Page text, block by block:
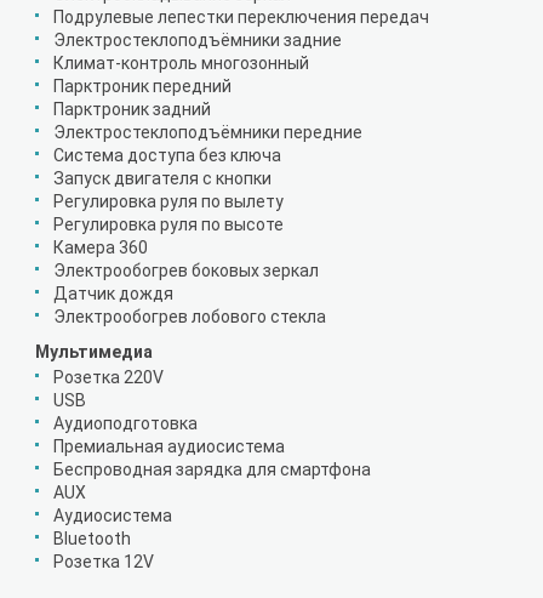
Подрулевые лепестки переключения передач
Электростеклоподъёмники задние
Климат-контроль многозонный
Парктроник передний
Парктроник задний
Электростеклоподъёмники передние
Система доступа без ключа
Запуск двигателя с кнопки
Регулировка руля по вылету
Регулировка руля по высоте
Камера 360
Электрообогрев боковых зеркал
Датчик дождя
Электрообогрев лобового стекла
Мультимедиа
Розетка 220V
USB
Аудиоподготовка
Премиальная аудиосистема
Беспроводная зарядка для смартфона
AUX
Аудиосистема
Bluetooth
Розетка 12V